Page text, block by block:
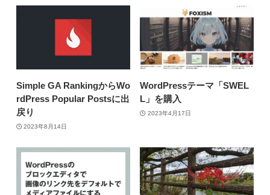
Simple GA RankingからWo
rdPress Popular Postsに出
戻り
2023年8月14日
WordPressテーマ「SWEL
L」を購入
2023年4月17日